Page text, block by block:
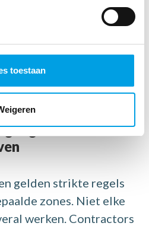
toestaan
voor HR
structurele bron van
in
gelden strikte regels
zones. Niet elke
werken. Contractors